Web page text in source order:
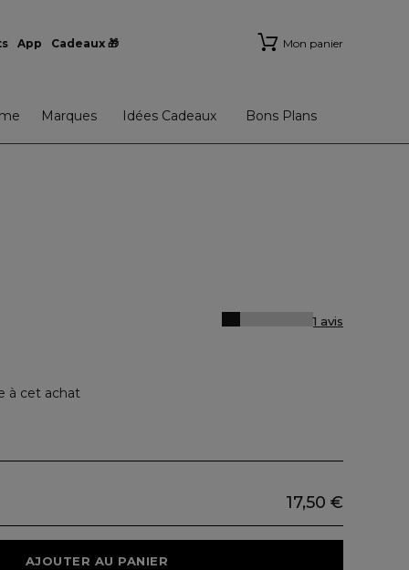
App Cadeaux 🎁 Mon panier
Marques Idées Cadeaux Bons Plans
1 avis
à cet achat
17,50 €